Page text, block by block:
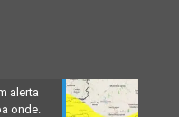
alerta
onde.